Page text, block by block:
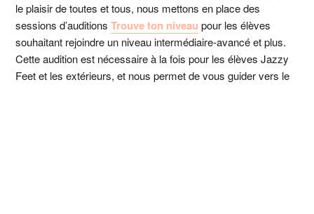
le plaisir de toutes et tous, nous mettons en place des
sessions d’auditionsTrouve ton niveau pour les élèves
souhaitant rejoindre un niveau intermédiaire-avancé et plus.
Cette audition est nécessaire à la fois pour les élèves Jazzy
Feet et les extérieurs, et nous permet de vous guider vers le